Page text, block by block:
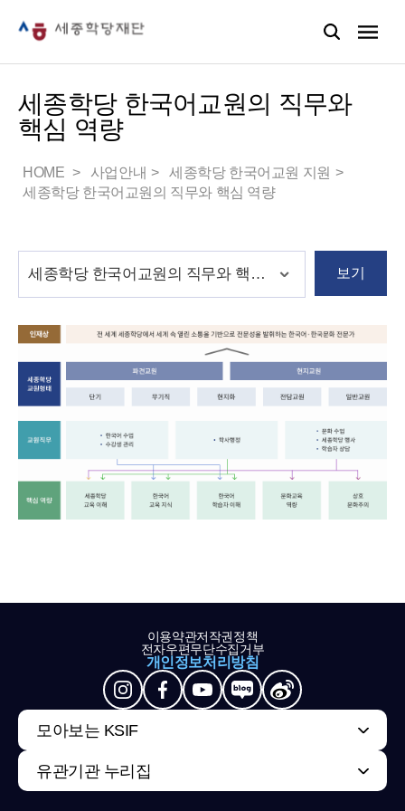
세종학당 한국어교원의 직무와
핵심 역량
HOME 사업안내
세종학당 한국어교원 지원
세종학당 한국어교원의 직무와 핵심 역량
보기
이용약관저작권정책
전자우편무단수집거부
개인정보처리방침
모아보는 KSIF
유관기관 누리집